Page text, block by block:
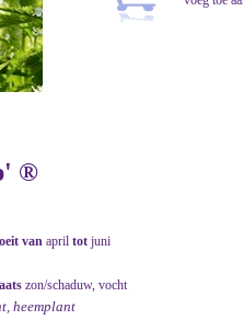
®
van april tot juni
zon/schaduw, vocht
heemplant